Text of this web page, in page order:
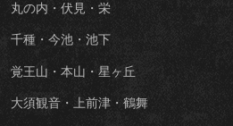
丸の内・伏見・栄
千種・今池・池下
覚王山・本山・星ヶ丘
大須観音・上前津・鶴舞